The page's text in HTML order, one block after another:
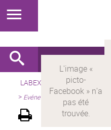
LABEX > LABEX MILYON
> Evénements scientifiques